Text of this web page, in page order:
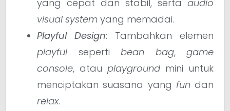
yang cepat dan stabil, serta audio
visual system yang memadai.
Playful Design: Tambahkan elemen
playful seperti bean bag, game
console, atau playground mini untuk
menciptakan suasana yang fundan
relax.